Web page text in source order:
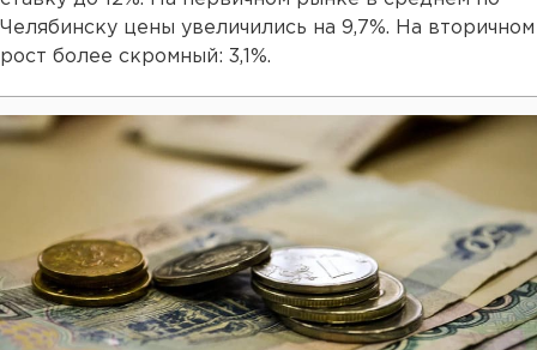
Челябинску цены увеличились на 9,7%. На вторичном
рост более скромный: 3,1%.